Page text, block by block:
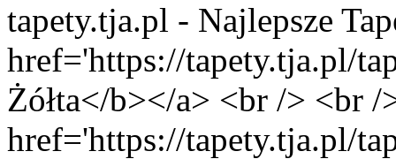
tapety.tja.pl - Najlepsze
href='https://tapety.tja.pl/
Żółta</b></a> <br /> <br /
href='https://tapety.tja.pl/